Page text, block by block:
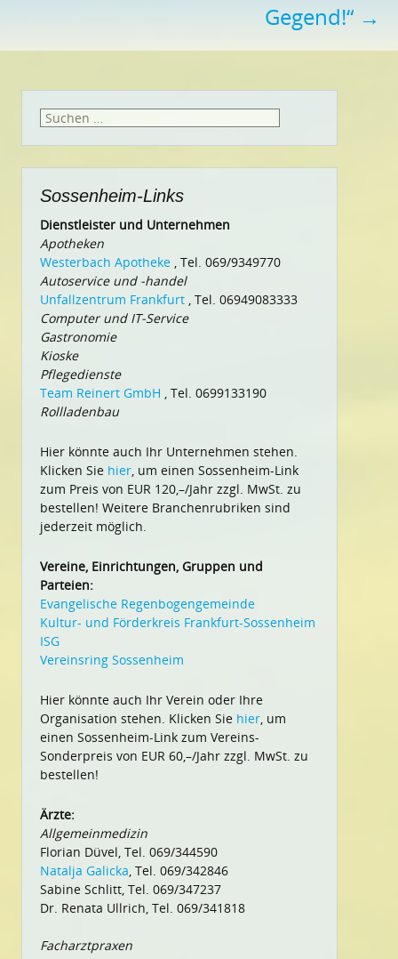
Gegend!“ →
Suchen
Sossenheim-Links
Dienstleister und Unternehmen
Apotheken
Westerbach Apotheke , Tel. 069/9349770
Autoservice und -handel
Unfallzentrum Frankfurt , Tel. 06949083333
Computer und IT-Service
Gastronomie
Kioske
Pflegedienste
Team Reinert GmbH , Tel. 0699133190
Rollladenbau
Hier könnte auch Ihr Unternehmen stehen.
Klicken Sie hier , um einen Sossenheim-Link
zum Preis von EUR 120,–/Jahr zzgl. MwSt. zu
bestellen! Weitere Branchenrubriken sind
jederzeit möglich.
Vereine, Einrichtungen, Gruppen und
Parteien:
Evangelische Regenbogengemeinde
Kultur- und Förderkreis Frankfurt-Sossenheim
ISG
Vereinsring Sossenheim
Hier könnte auch Ihr Verein oder Ihre
Organisation stehen. Klicken Sie hier , um
einen Sossenheim-Link zum Vereins-
Sonderpreis von EUR 60,–/Jahr zzgl. MwSt. zu
bestellen!
Ärzte:
Allgemeinmedizin
Florian Düvel, Tel. 069/344590
Natalja Galicka , Tel. 069/342846
Sabine Schlitt, Tel. 069/347237
Dr. Renata Ullrich, Tel. 069/341818
Facharztpraxen